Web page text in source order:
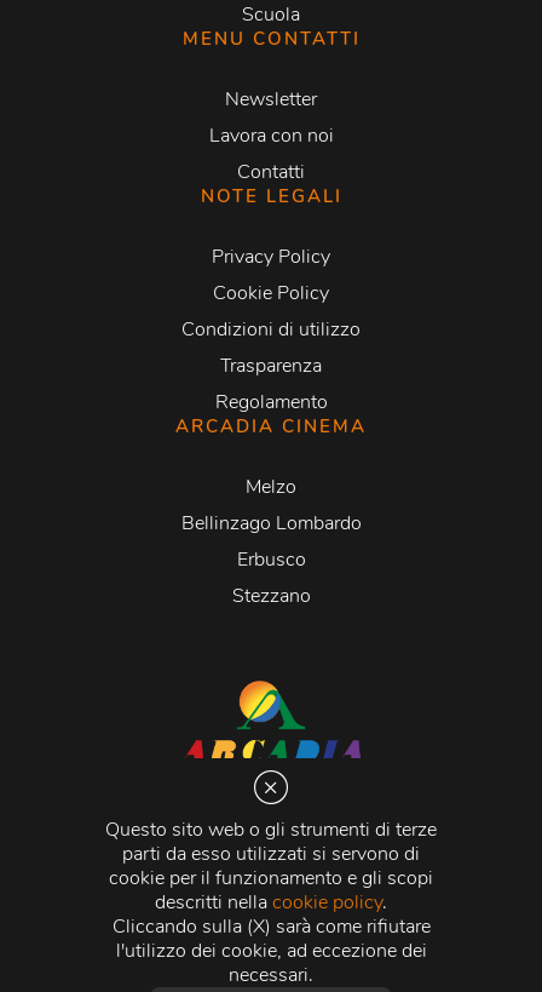
Questo sito web o gli strumenti di terze
parti da esso utilizzati si servono di
cookie per il funzionamento e gli scopi
descritti nellacookie policy.
Cliccando sulla (X) sarà come rifiutare
l'utilizzo dei cookie, ad eccezione dei
necessari.
Scuola
MENU CONTATTI
Newsletter
Lavora con noi
Contatti
NOTE LEGALI
Privacy Policy
Cookie Policy
Condizioni di utilizzo
Trasparenza
Regolamento
ARCADIA CINEMA
Melzo
Bellinzago Lombardo
Erbusco
Stezzano
Via Martiri della Libertà 20066 Melzo (MI)
C.C.I.A.A. - R.E.A di Milano n. 1427910
Registro delle Imprese di Milano n. 338392 -
Fiscale e Partita Iva11015840157 | Capitale Sociale
500.000,00 i.v.
Credits:Crea Informatica S.r.l. 2026 © Tutti i diritti
riservati.